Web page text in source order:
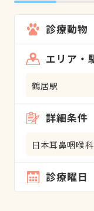
診療動物
エリア・
鶴居駅
詳細条件
日本耳鼻咽喉
診療曜日